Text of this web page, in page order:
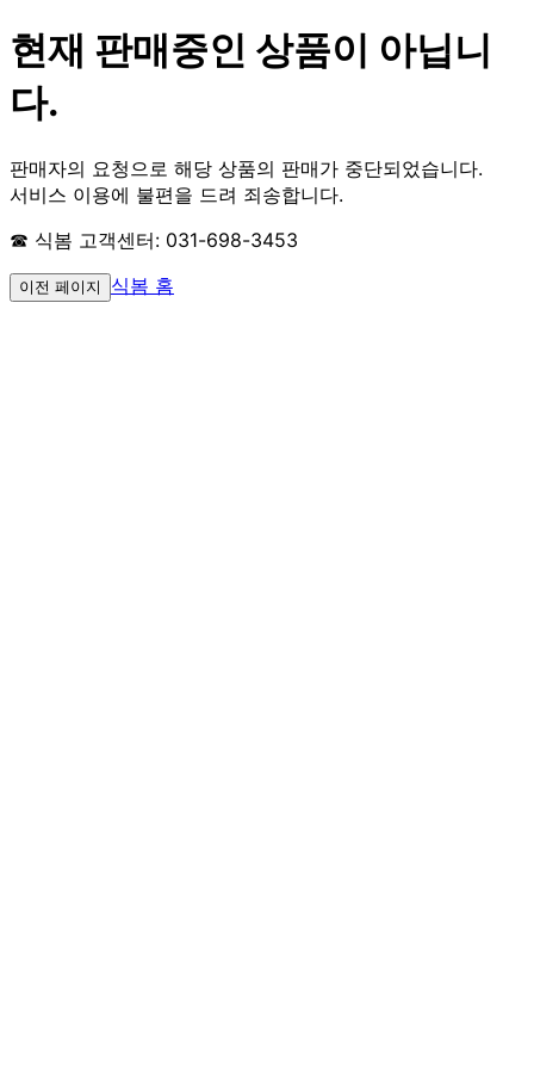
현재 판매중인 상품이 아닙니
다.
판매자의 요청으로 해당 상품의 판매가 중단되었습니다.
서비스 이용에 불편을 드려 죄송합니다.
☎ 식봄 고객센터: 031-698-3453
이전 페이지 식봄 홈